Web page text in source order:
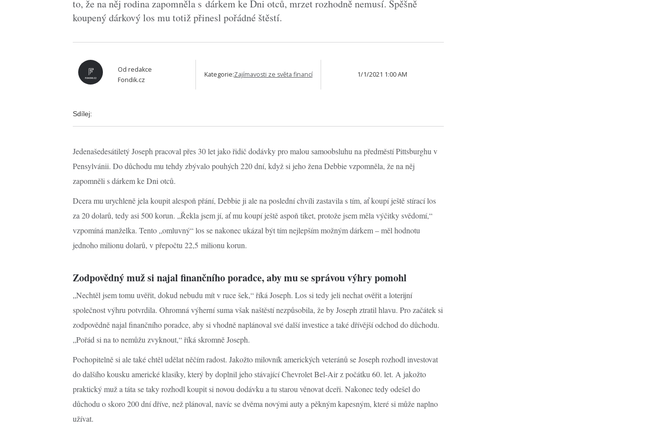
to, že na něj rodina zapomněla s dárkem ke Dni otců, mrzet rozhodně nemusí. Spěšně
koupený dárkový los mu totiž přinesl pořádné štěstí.
Od redakce
Fondik.cz
Kategorie:Zajímavosti ze světa financí 1/1/2021 1:00 AM
Sdílej:
Jedenašedesátiletý Joseph pracoval přes 30 let jako řidič dodávky pro malou samoobsluhu na předměstí Pittsburghu v
Pensylvánii. Do důchodu mu tehdy zbývalo pouhých 220 dní, když si jeho žena Debbie vzpomněla, že na něj
zapomněli s dárkem ke Dni otců.
Dcera mu urychleně jela koupit alespoň přání, Debbie ji ale na poslední chvíli zastavila s tím, ať koupí ještě stírací los
za 20 dolarů, tedy asi 500 korun. „Řekla jsem jí, ať mu koupí ještě aspoň tiket, protože jsem měla výčitky svědomí,“
vzpomíná manželka. Tento „omluvný“ los se nakonec ukázal být tím nejlepším možným dárkem – měl hodnotu
jednoho milionu dolarů, v přepočtu 22,5 milionu korun.
Zodpovědný muž si najal finančního poradce, aby mu se správou výhry pomohl
„Nechtěl jsem tomu uvěřit, dokud nebudu mít v ruce šek,“ říká Joseph. Los si tedy jeli nechat ověřit a loterijní
společnost výhru potvrdila. Ohromná výherní suma však naštěstí nezpůsobila, že by Joseph ztratil hlavu. Pro začátek si
zodpovědně najal finančního poradce, aby si vhodně naplánoval své další investice a také dřívější odchod do důchodu.
„Pořád si na to nemůžu zvyknout,“ říká skromně Joseph.
Pochopitelně si ale také chtěl udělat něčím radost. Jakožto milovník amerických veteránů se Joseph rozhodl investovat
do dalšího kousku americké klasiky, který by doplnil jeho stávající Chevrolet Bel-Air z počátku 60. let. A jakožto
praktický muž a táta se taky rozhodl koupit si novou dodávku a tu starou věnovat dceři. Nakonec tedy odešel do
důchodu o skoro 200 dní dříve, než plánoval, navíc se dvěma novými auty a pěkným kapesným, které si může naplno
užívat.